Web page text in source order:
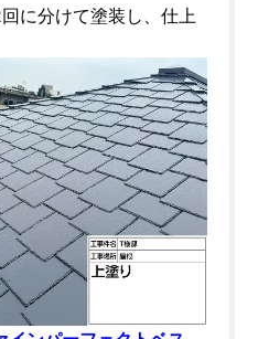
に分けて塗装し、仕上